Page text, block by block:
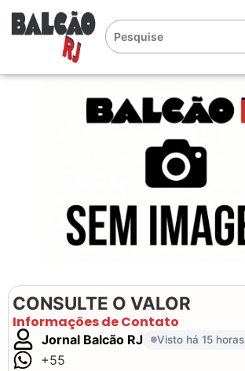
CONSULTE O VALOR
Informações de Contato
Jornal Balcão RJ Visto há 15 horas
+55